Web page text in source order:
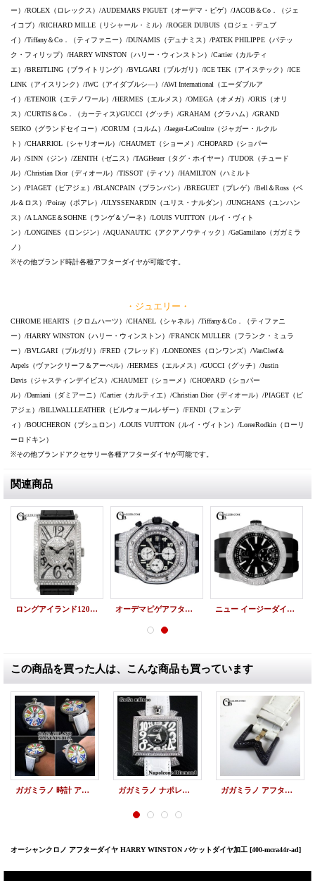
ー）/ROLEX（ロレックス）/AUDEMARS PIGUET（オーデマ・ピゲ）/JACOB＆Co．（ジェ
イコブ）/RICHARD MILLE（リシャール・ミル）/ROGER DUBUIS（ロジェ・デュブ
イ）/Tiffany＆Co．（ティファニー）/DUNAMIS（デュナミス）/PATEK PHILIPPE（パテッ
ク・フィリップ）/HARRY WINSTON（ハリー・ウィンストン）/Cartier（カルティ
エ）/BREITLING（ブライトリング）/BVLGARI（ブルガリ）/ICE TEK（アイステック）/ICE
LINK（アイスリンク）/IWC（アイダブルシ―）/AWI International（エーダブルア
イ）/ETENOIR（エテノワール）/HERMES（エルメス）/OMEGA（オメガ）/ORIS（オリ
ス）/CURTIS＆Co．（カーティス)/GUCCI（グッチ）/GRAHAM（グラハム）/GRAND
SEIKO（グランドセイコー）/CORUM（コルム）/Jaeger-LeCoultre（ジャガー・ルクル
ト）/CHARRIOL（シャリオール）/CHAUMET（ショーメ）/CHOPARD（ショパー
ル）/SINN（ジン）/ZENITH（ゼニス）/TAGHeuer（タグ・ホイヤー）/TUDOR（チュード
ル）/Christian Dior（ディオール）/TISSOT（ティソ）/HAMILTON（ハミルト
ン）/PIAGET（ピアジェ）/BLANCPAIN（ブランパン）/BREGUET（ブレゲ）/Bell＆Ross（ベ
ル＆ロス）/Poiray（ポアレ）/ULYSSENARDIN（ユリス・ナルダン）/JUNGHANS（ユンハン
ス）/A LANGE＆SOHNE（ランゲ＆ゾーネ）/LOUIS VUITTON（ルイ・ヴィト
ン）/LONGINES（ロンジン）/AQUANAUTIC（アクアノウティック）/GaGamilano（ガガミラ
ノ）
※その他ブランド時計各種アフターダイヤが可能です。
・ジュエリー・
CHROME HEARTS（クロムハーツ）/CHANEL（シャネル）/Tiffany＆Co．（ティファニ
ー）/HARRY WINSTON（ハリー・ウィンストン）/FRANCK MULLER（フランク・ミュラ
ー）/BVLGARI（ブルガリ）/FRED（フレッド）/LONEONES（ロンワンズ）/VanCleef＆
Arpels（ヴァンクリーフ＆アーぺル）/HERMES（エルメス）/GUCCI（グッチ）/Justin
Davis（ジャスティンデイビス）/CHAUMET（ショーメ）/CHOPARD（ショパー
ル）/Damiani（ダミアーニ）/Cartier（カルティエ）/Christian Dior（ディオール）/PIAGET（ピ
アジェ）/BILLWALLLEATHER（ビルウォールレザー）/FENDI（フェンデ
ィ）/BOUCHERON（ブシュロン）/LOUIS VUITTON（ルイ・ヴィトン）/LoreeRodkin（ローリ
ーロドキン）
※その他ブランドアクセサリー各種アフターダイヤが可能です。
関連商品
ロングアイランド1200SC フルダイヤパヴェ アフターダイヤ オーデマピゲアフターダイヤ ロイヤルオーク パヴェダイヤモンド ニュー イージーダイバー アフターダイヤベゼル
この商品を買った人は、こんな商品も買っています
ガガミラノ 時計 アフターダイヤ 加工 マヌアーレ ガガミラノ ナポレオン アフターダイヤ ダイヤ加工 ガガミラノ アフターダイヤ ベルトバックル 加工
オーシャンクロノ アフターダイヤ HARRY WINSTON バケットダイヤ加工 [400-mcra44r-ad]